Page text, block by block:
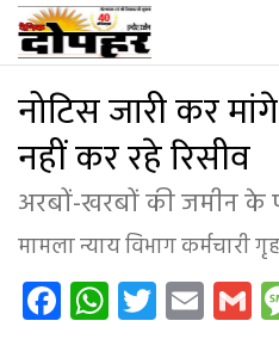
नोटिस जारी कर
नहीं कर रहे रिसीव
अरबों-खरबों की जमीन के
मामला न्याय विभाग कर्मचारी
Facebook
WhatsApp
Twitter